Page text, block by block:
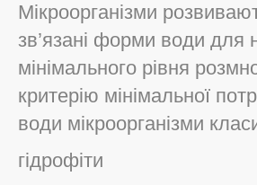
Мікроорганізми
зв’язані форми води для
мінімального рівня
критерію мінімальної
води мікроорганізми
гідрофіти